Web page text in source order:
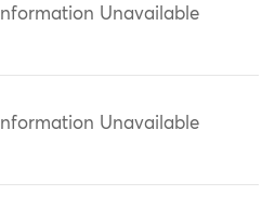
Information Unavailable
Information Unavailable